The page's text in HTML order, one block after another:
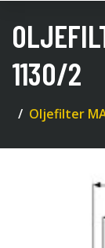
1130/2
Oljefilter